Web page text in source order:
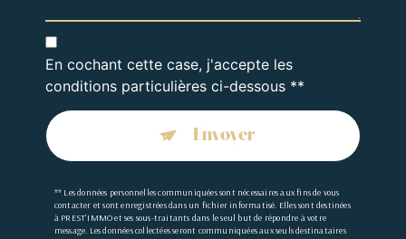
En cochant cette case, j'accepte les
conditions particulières ci-dessous **
Envoyer
** Les données personnelles communiquées sont nécessaires aux fins de vous
contacter et sont enregistrées dans un fichier informatisé. Elles sont destinées
à PREST'IMMO et ses sous-traitants dans le seul but de répondre à votre
message. Les données collectées seront communiquées aux seuls destinataires